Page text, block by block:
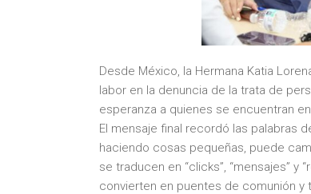
Desde México, la Hermana Katia
labor en la denuncia de la trata de
esperanza a quienes se encuentran
El mensaje final recordó las palabras
haciendo cosas pequeñas, puede
se traducen en “clicks”, “mensajes”
convierten en puentes de comunión y